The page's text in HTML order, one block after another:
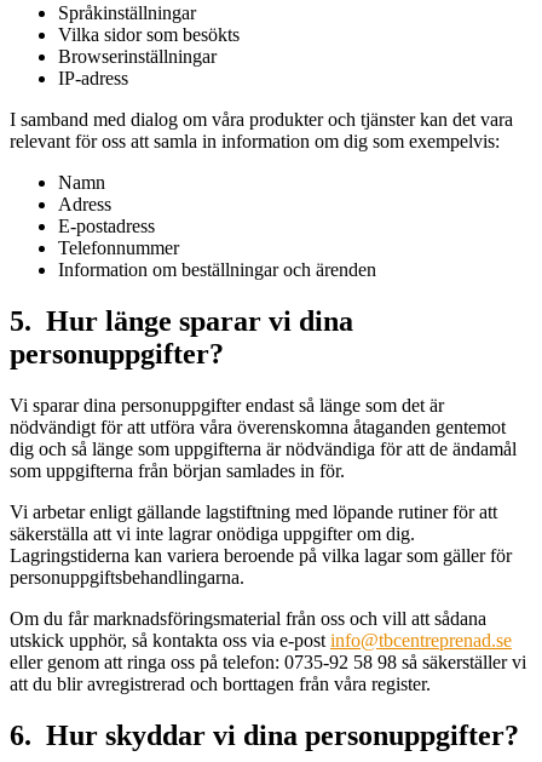
Språkinställningar
Vilka sidor som besökts
Browserinställningar
IP-adress
I samband med dialog om våra produkter och tjänster kan det vara
relevant för oss att samla in information om dig som exempelvis:
Namn
Adress
E-postadress
Telefonnummer
Information om beställningar och ärenden
5. Hur länge sparar vi dina
personuppgifter?
Vi sparar dina personuppgifter endast så länge som det är
nödvändigt för att utföra våra överenskomna åtaganden gentemot
dig och så länge som uppgifterna är nödvändiga för att de ändamål
som uppgifterna från början samlades in för.
Vi arbetar enligt gällande lagstiftning med löpande rutiner för att
säkerställa att vi inte lagrar onödiga uppgifter om dig.
Lagringstiderna kan variera beroende på vilka lagar som gäller för
personuppgiftsbehandlingarna.
Om du får marknadsföringsmaterial från oss och vill att sådana
utskick upphör, så kontakta oss via e-post info@tbcentreprenad.se
eller genom att ringa oss på telefon: 0735-92 58 98 så säkerställer vi
att du blir avregistrerad och borttagen från våra register.
6. Hur skyddar vi dina personuppgifter?